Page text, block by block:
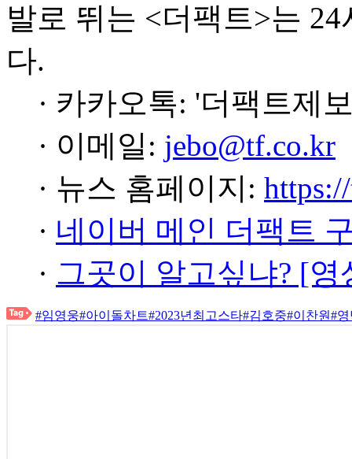
발로 뛰는 <더팩트>는
다.
· 카카오톡: '더팩트제
· 이메일: jebo@tf.co.kr
· 뉴스 홈페이지:
· 네이버 메인 더팩트
· 그곳이 알고싶냐? [
#임영웅#아이돌차트#2023년최고스타#김호중#이찬원#